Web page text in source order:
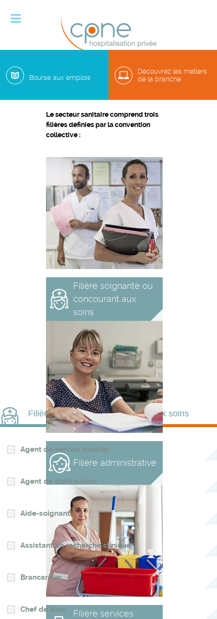

Métiers du secteur sanitaire
Le secteur sanitaire comprend trois
filières définies par la convention
collective :
Filière soignante ou
concourant aux
soins
Filière administrative
Filière services
Filière soignante ou concourant aux soins
Agent de service hôtelier
Agent de stérilisation
Aide-soignant
Assistant en recherche clinique
Brancardier
Chef de bloc
Bourse aux emplois
Découvrez les métiers
de la branche